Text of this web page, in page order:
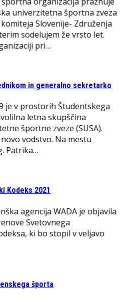
univerzitetna športna zveza
Slovenije- Združenja
sodelujem že vrsto let.
pri…
in generalno sekretarko
je v prostorih Študentskega
letna skupščina
športne zveze (SUSA).
vodstvo. Na mestu
Patrika…
Kodeks 2021
agencija WADA je objavila
Svetovnega
ki bo stopil v veljavo
športa